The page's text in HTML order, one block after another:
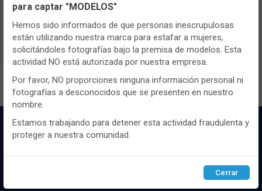
Registrate aquí
para poder ver todo el
contenido y los precios.
Utilizamos cookies propias y de terceros, de sesión o
persistentes, para hacer funcionar de manera segura nuestra
página web y personalizar su contenido.
Igualmente, utilizamos cookies para medir y obtener datos de
la navegación que realizas y para ajustar el contenido a tus
gustos y preferencias.
Puedesconfigurary aceptar el uso de cookies a tu gusto.
Para obtener más información visita nuestra
cookies .
Configurar Rechazar ACEPTAR
para captar "MODELOS"
Hemos sido informados de que personas inescrupulosas
están utilizando nuestra marca para estafar a mujeres,
solicitándoles fotografías bajo la premisa de modelos. Esta
actividad NO está autorizada por nuestra empresa.
Por favor, NO proporciones ninguna información personal ni
fotografías a desconocidos que se presenten en nuestro
nombre.
Estamos trabajando para detener esta actividad fraudulenta y
proteger a nuestra comunidad.
Cerrar